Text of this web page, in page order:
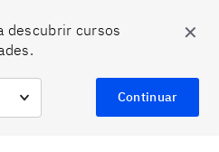
descubrir cursos
Continuar
✕